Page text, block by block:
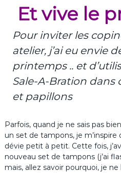
Et vive le
Pour inviter les
atelier, j’ai eu envie
printemps .. et
Sale-A-Bration dans
et papillons
Parfois, quand je ne sais pas
un set de tampons, je m’inspire
dévie petit à petit. Cette fois,
nouveau set de tampons (j’ai
mais, allez savoir pourquoi, je ne